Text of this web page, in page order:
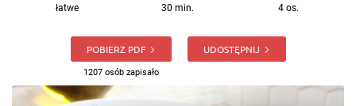
łatwe 30 min. 4 os.
POBIERZ PDF
1207 osób zapisało
UDOSTĘPNIJ